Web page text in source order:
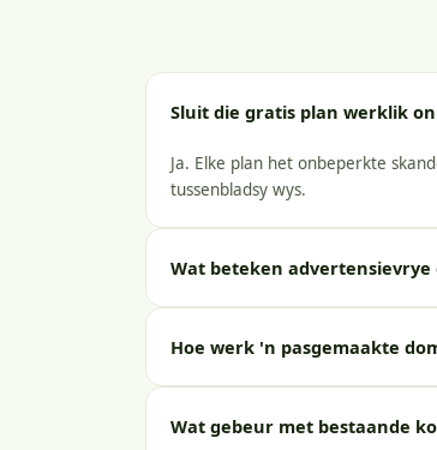
Sluit die gratis plan werklik
Ja. Elke plan het onbeperkte
tussenbladsy wys.
Wat beteken advertensievrye
Hoe werk 'n pasgemaakte
Wat gebeur met bestaande